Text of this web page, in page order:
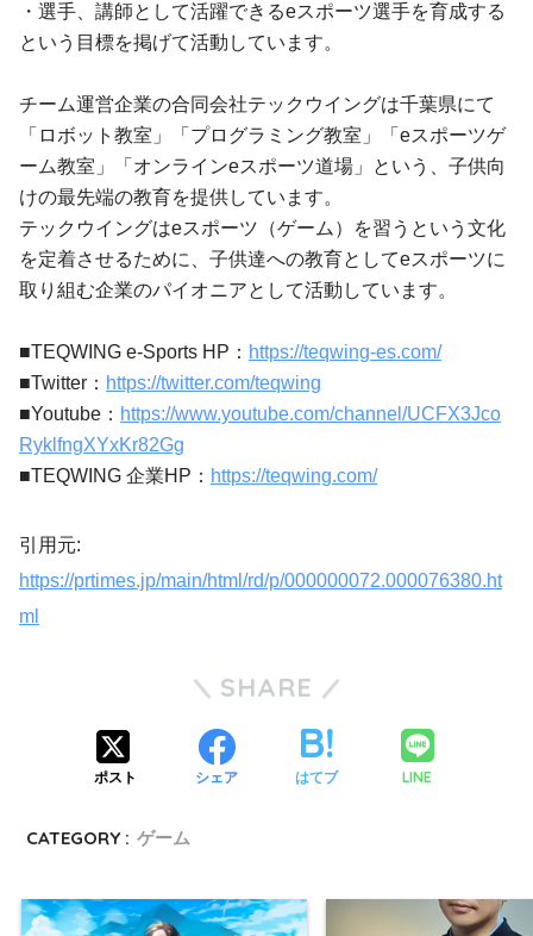
・選手、講師として活躍できるeスポーツ選手を育成する
という目標を掲げて活動しています。
チーム運営企業の合同会社テックウイングは千葉県にて
「ロボット教室」「プログラミング教室」「eスポーツゲ
ーム教室」「オンラインeスポーツ道場」という、子供向
けの最先端の教育を提供しています。
テックウイングはeスポーツ（ゲーム）を習うという文化
を定着させるために、子供達への教育としてeスポーツに
取り組む企業のパイオニアとして活動しています。
■TEQWING e-Sports HP： https://teqwing-es.com/
■Twitter： https://twitter.com/teqwing
■Youtube： https://www.youtube.com/channel/UCFX3Jco
RyklfngXYxKr82Gg
■TEQWING 企業HP： https://teqwing.com/
引用元:
https://prtimes.jp/main/html/rd/p/000000072.000076380.ht
ml
SHARE
ポスト シェア はてブ LINE
CATEGORY : ゲーム